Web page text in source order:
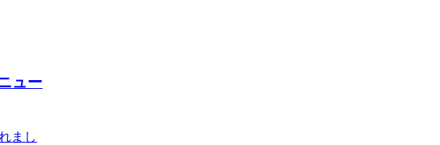
ュー
まし